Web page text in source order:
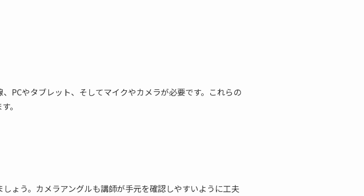
PCやタブレット、そしてマイクやカメラが必要です。これらの
。
ょう。カメラアングルも講師が手元を確認しやすいように工夫